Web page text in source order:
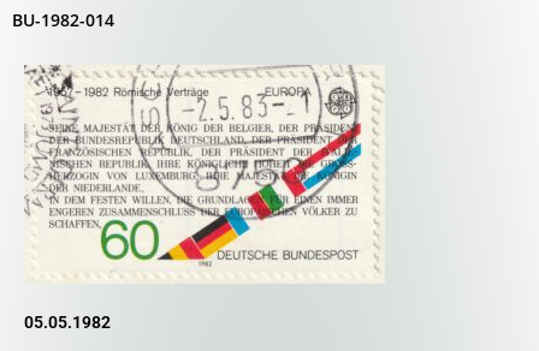
BU-1982-014
05.05.1982